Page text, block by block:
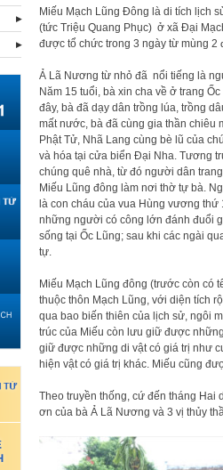
Miếu Mạch Lũng Đông là di tích lịch
(tức Triệu Quang Phục) ở xã Đại
được tổ chức trong 3 ngày từ mùng 2
Ả Lã Nương từ nhỏ đã nổi tiếng là
Năm 15 tuổi, bà xin cha về ở trang
đây, bà đã dạy dân trồng lúa, trồng
mất nước, bà đã cùng gia thần chiêu
Phật Tử, Nhã Lang cùng bè lũ của
và hóa tại cửa biển Đại Nha. Tương
chúng quê nhà, từ đó người dân
Miếu Lũng đông làm nơi thờ tự bà.
là con cháu của vua Hùng vương thứ
những người có công lớn đánh đuổi
sống tại Ốc Lũng; sau khi các ngài
tự.
Miếu Mạch Lũng đông (trước còn có
thuộc thôn Mạch Lũng, với diện tích
qua bao biến thiên của lịch sử, ngôi
trúc của Miếu còn lưu giữ được
giữ được những di vật có giá trị như
hiện vật có giá trị khác. Miếu cũng
Theo truyền thống, cứ đến tháng Hai
ơn của bà Ả Lã Nương và 3 vị thủy